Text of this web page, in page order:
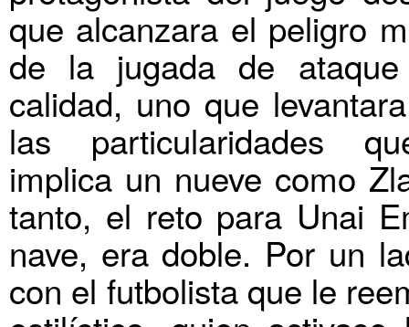
que alcanzara el peligro
de la jugada de
calidad, uno que
las particularidades
implica un nueve como
tanto, el reto para Unai
nave, era doble. Por un
con el futbolista que le